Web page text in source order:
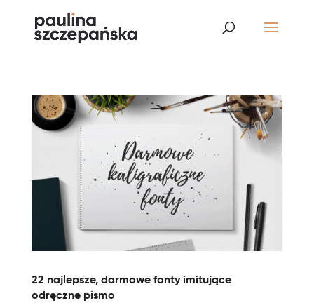
22 najlepsze, darmowe fonty imitujące
odręczne pismo